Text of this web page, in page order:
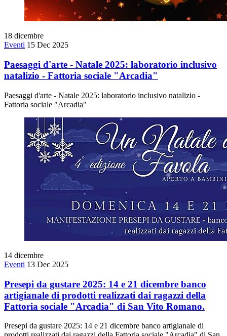
18 dicembre
Eventi 15 Dec 2025
Paesaggi d'arte - Natale 2025: laboratorio inclusivo
natalizio - Fattoria sociale "Arcadia"
Paesaggi d'arte - Natale 2025: laboratorio inclusivo natalizio -
Fattoria sociale "Arcadia"
14 dicembre
Eventi 13 Dec 2025
Presepi da gustare 2025: 14 e 21 dicembre banco
artigianale di prodotti realizzati dai ragazzi della
Fattoria sociale "Arcadia" di San Vito Romano.
Presepi da gustare 2025: 14 e 21 dicembre banco artigianale di